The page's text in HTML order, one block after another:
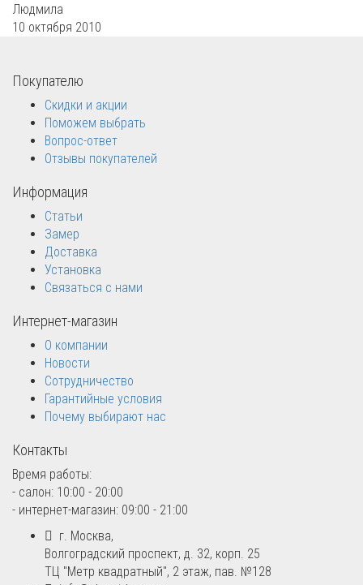
Людмила
10 октября 2010
Покупателю
Скидки и акции
Поможем выбрать
Вопрос-ответ
Отзывы покупателей
Информация
Статьи
Замер
Доставка
Установка
Связаться с нами
Интернет-магазин
О компании
Новости
Сотрудничество
Гарантийные условия
Почему выбирают нас
Контакты
Время работы:
- салон: 10:00 - 20:00
- интернет-магазин: 09:00 - 21:00
г. Москва,
Волгоградский проспект, д. 32, корп. 25
ТЦ "Метр квадратный", 2 этаж, пав. №128